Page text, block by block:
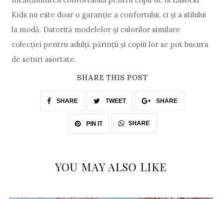
Kids nu este doar o garanție a confortului, ci și a stilului
la modă. Datorită modelelor și culorilor similare
colecției pentru adulți, părinții și copiii lor se pot bucura
de seturi asortate.
SHARE THIS POST
SHARE TWEET SHARE
PIN IT SHARE
YOU MAY ALSO LIKE